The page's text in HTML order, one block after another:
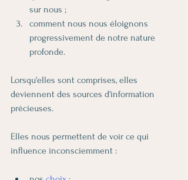
sur nous ;
comment nous nous éloignons
progressivement de notre nature
profonde.
Lorsqu'elles sont comprises, elles
deviennent des sources d'information
précieuses.
Elles nous permettent de voir ce qui
influence inconsciemment :